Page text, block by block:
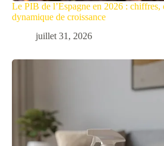
Le PIB de l’Espagne en 2026 : chiffres,
dynamique de croissance
juillet 31, 2026